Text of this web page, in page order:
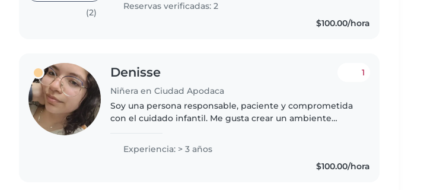
(2)
Reservas verificadas: 2
$100.00/hora
Denisse
Niñera en Ciudad Apodaca
1
Soy una persona responsable, paciente y comprometida
con el cuidado infantil. Me gusta crear un ambiente
actividades que apoyen..
Experiencia: > 3 años
$100.00/hora